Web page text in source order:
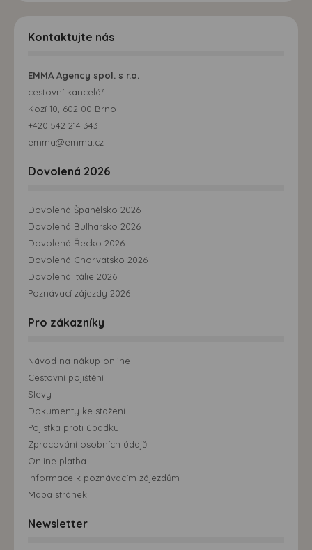
Kontaktujte nás
EMMA Agency spol. s r.o.
cestovní kancelář
Kozí 10, 602 00 Brno
+420 542 214 343
emma@emma.cz
Dovolená 2026
Dovolená Španělsko 2026
Dovolená Bulharsko 2026
Dovolená Řecko 2026
Dovolená Chorvatsko 2026
Dovolená Itálie 2026
Poznávací zájezdy 2026
Pro zákazníky
Návod na nákup online
Cestovní pojištění
Slevy
Dokumenty ke stažení
Pojistka proti úpadku
Zpracování osobních údajů
Online platba
Informace k poznávacím zájezdům
Mapa stránek
Newsletter